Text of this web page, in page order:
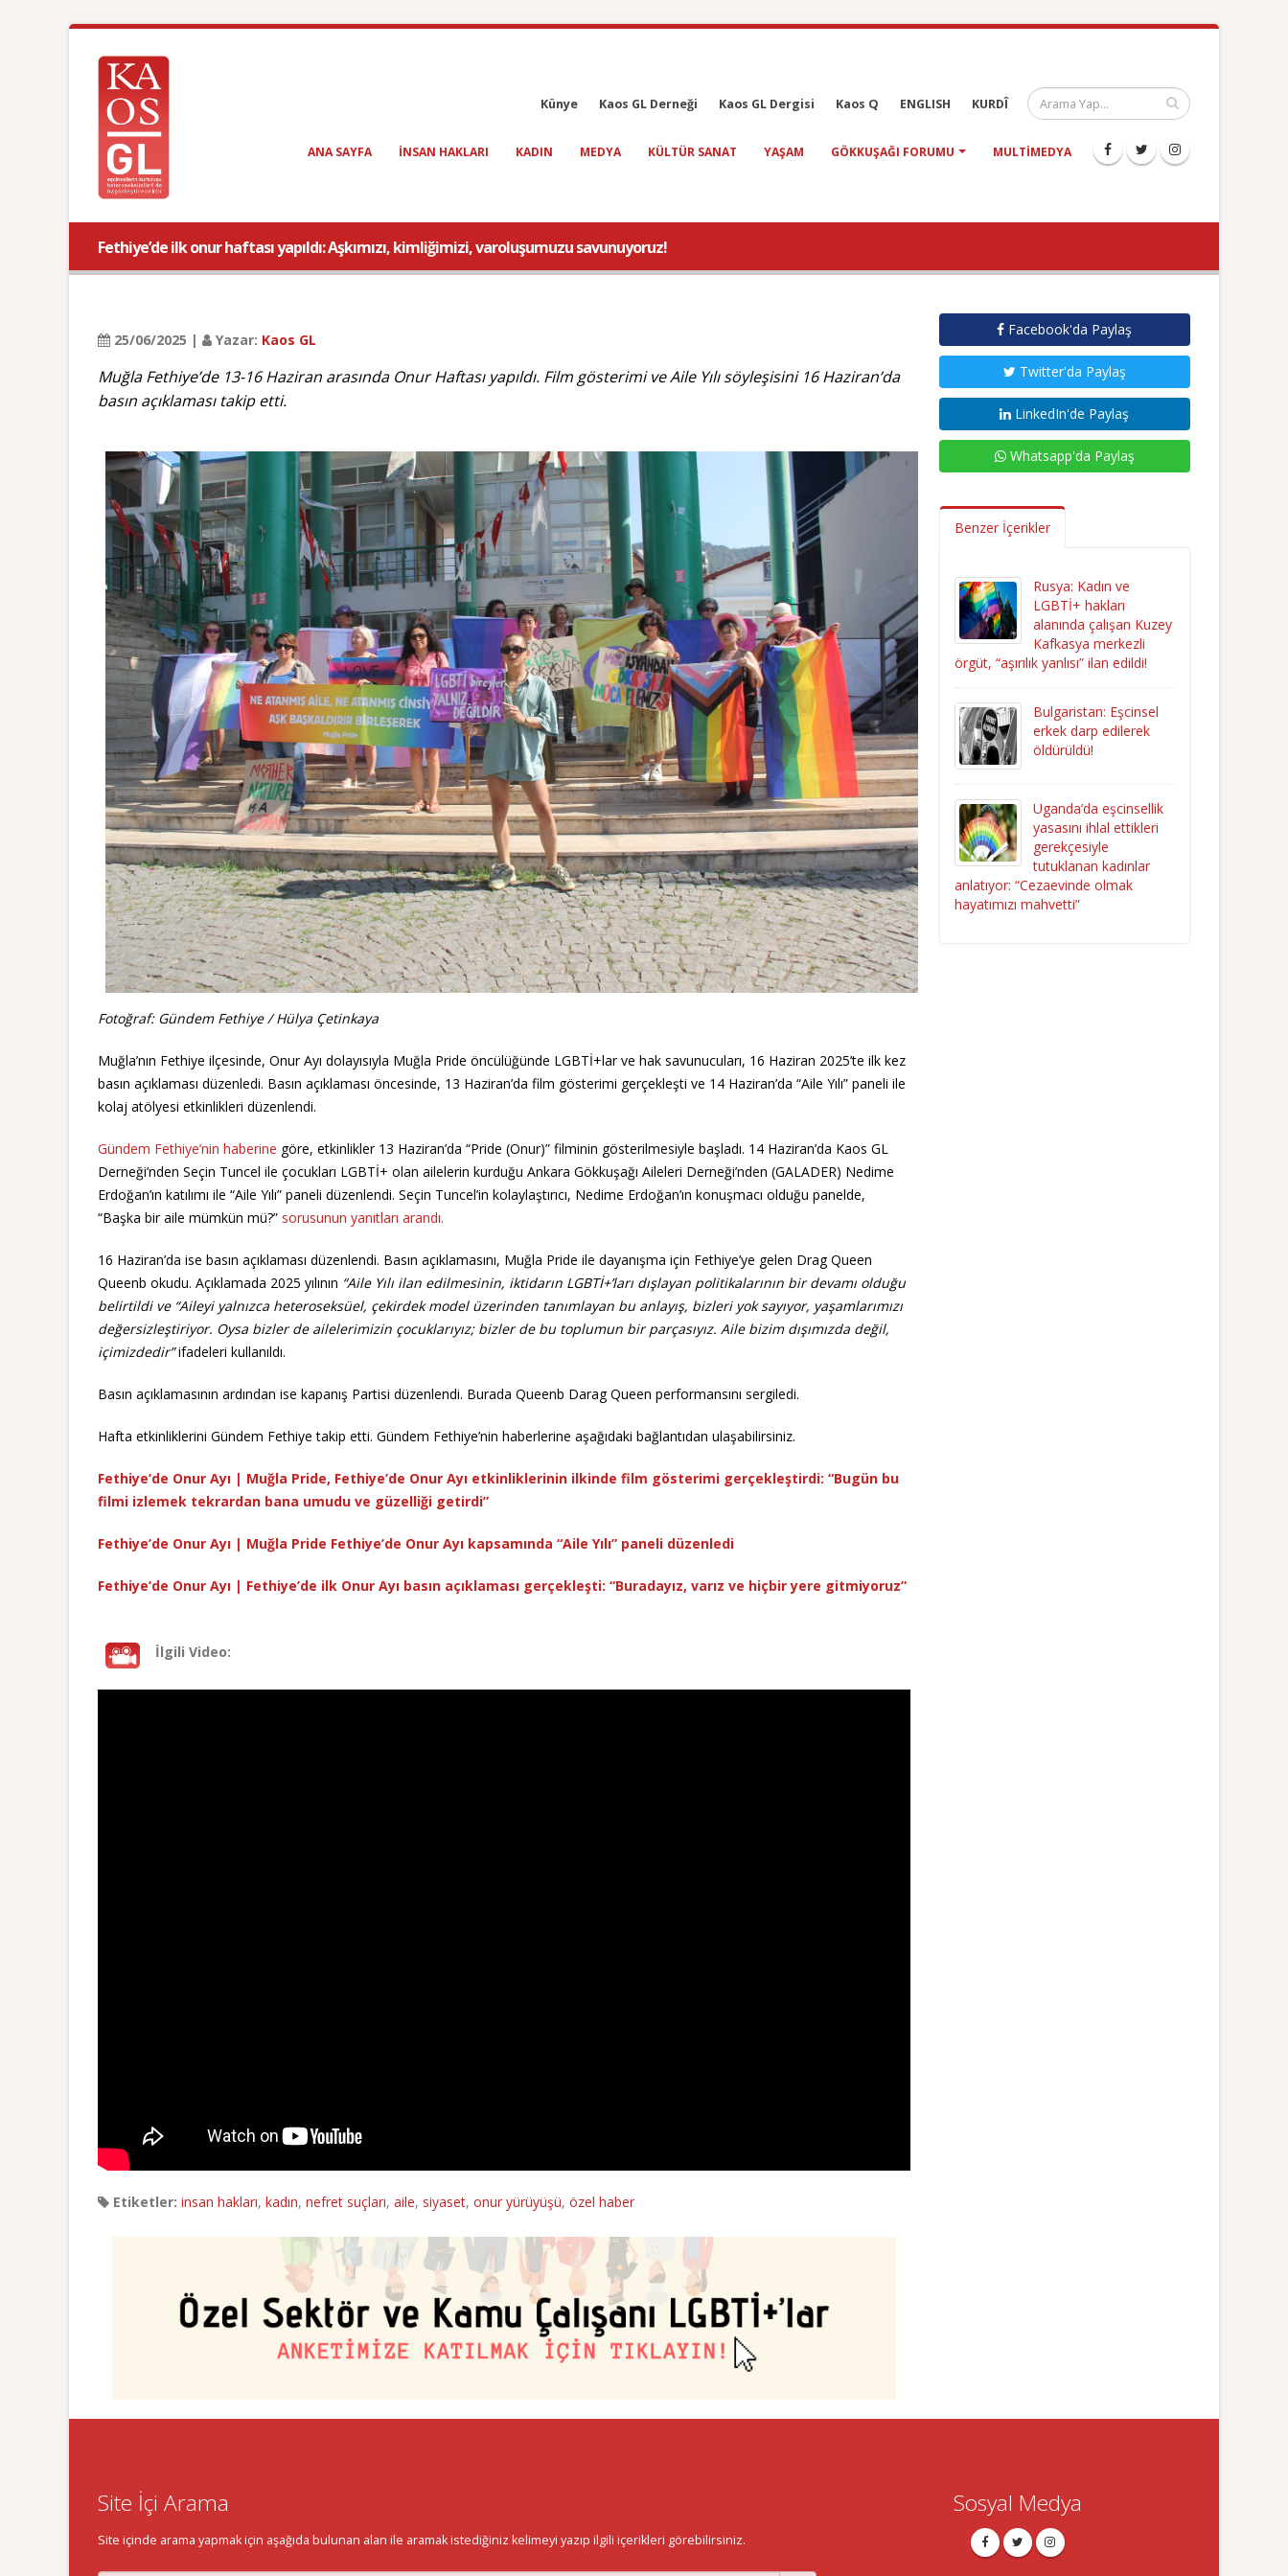
Künye Kaos GL Derneği Kaos GL Dergisi Kaos Q ENGLISH KURDÎ
ANA SAYFA INSAN HAKLARI KADIN MEDYA KÜLTÜR SANAT YAŞAM GÖKKUŞAĞI FORUMU MULTIMEDYA
Fethiye’de ilk onur haftası yapıldı: Aşkımızı, kimliğimizi, varoluşumuzu savunuyoruz!
25/06/2025 | Yazar: Kaos GL
Muğla Fethiye’de 13-16 Haziran arasında Onur Haftası yapıldı. Film gösterimi ve Aile Yılı söyleşisini 16 Haziran’da
basın açıklaması takip etti.
Fotoğraf: Gündem Fethiye / Hülya Çetinkaya
Muğla’nın Fethiye ilçesinde, Onur Ayı dolayısıyla Muğla Pride öncülüğünde LGBTİ+lar ve hak savunucuları, 16 Haziran 2025’te ilk kez
basın açıklaması düzenledi. Basın açıklaması öncesinde, 13 Haziran’da film gösterimi gerçekleşti ve 14 Haziran’da “Aile Yılı” paneli ile
kolaj atölyesi etkinlikleri düzenlendi.
Gündem Fethiye’nin haberine göre, etkinlikler 13 Haziran’da “Pride (Onur)” filminin gösterilmesiyle başladı. 14 Haziran’da Kaos GL
Derneği’nden Seçin Tuncel ile çocukları LGBTİ+ olan ailelerin kurduğu Ankara Gökkuşağı Aileleri Derneği’nden (GALADER) Nedime
Erdoğan’ın katılımı ile “Aile Yılı” paneli düzenlendi. Seçin Tuncel’in kolaylaştırıcı, Nedime Erdoğan’ın konuşmacı olduğu panelde,
“Başka bir aile mümkün mü?” sorusunun yanıtları arandı.
16 Haziran’da ise basın açıklaması düzenlendi. Basın açıklamasını, Muğla Pride ile dayanışma için Fethiye’ye gelen Drag Queen
Queenb okudu. Açıklamada 2025 yılının “Aile Yılı ilan edilmesinin, iktidarın LGBTİ+’ları dışlayan politikalarının bir devamı olduğu
belirtildi ve “Aileyi yalnızca heteroseksüel, çekirdek model üzerinden tanımlayan bu anlayış, bizleri yok sayıyor, yaşamlarımızı
değersizleştiriyor. Oysa bizler de ailelerimizin çocuklarıyız; bizler de bu toplumun bir parçasıyız. Aile bizim dışımızda değil,
içimizdedir”ifadeleri kullanıldı.
Basın açıklamasının ardından ise kapanış Partisi düzenlendi. Burada Queenb Darag Queen performansını sergiledi.
Hafta etkinliklerini Gündem Fethiye takip etti. Gündem Fethiye’nin haberlerine aşağıdaki bağlantıdan ulaşabilirsiniz.
Fethiye’de Onur Ayı | Muğla Pride, Fethiye’de Onur Ayı etkinliklerinin ilkinde film gösterimi gerçekleştirdi: “Bugün bu
filmi izlemek tekrardan bana umudu ve güzelliği getirdi”
Fethiye’de Onur Ayı | Muğla Pride Fethiye’de Onur Ayı kapsamında “Aile Yılı” paneli düzenledi
Fethiye’de Onur Ayı | Fethiye’de ilk Onur Ayı basın açıklaması gerçekleşti: “Buradayız, varız ve hiçbir yere gitmiyoruz”
İlgili Video:
Etiketler: insan hakları, kadın, nefret suçları, aile, siyaset, onur yürüyüşü, özel haber
Facebook'da Paylaş
Twitter'da Paylaş
LinkedIn'de Paylaş
Whatsapp'da Paylaş
Benzer İçerikler
Rusya: Kadın ve
LGBTİ+ hakları
alanında çalışan Kuzey
Kafkasya merkezli
örgüt, “aşırılık yanlısı” ilan edildi!
Bulgaristan: Eşcinsel
erkek darp edilerek
öldürüldü!
Uganda’da eşcinsellik
yasasını ihlal ettikleri
gerekçesiyle
tutuklanan kadınlar
anlatıyor: “Cezaevinde olmak
hayatımızı mahvetti”
Site İçi Arama
Site içinde arama yapmak için aşağıda bulunan alan ile aramak istediğiniz kelimeyi yazıp ilgili içerikleri görebilirsiniz.
Sosyal Medya